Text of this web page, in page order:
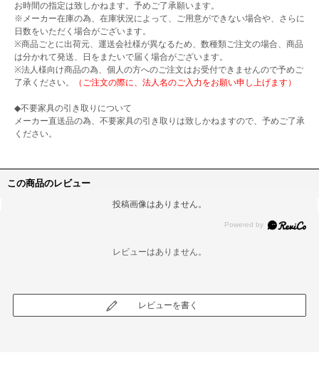
お時間の指定は致しかねます。予めご了承願います。
※メーカー在庫の為、在庫状況によって、ご用意ができない場合や、さらに
日数をいただく場合がございます。
※商品ごとに出荷元、運送会社様が異なるため、数種類ご注文の場合、商品
は分かれて発送、日をまたいで届く場合がございます。
※法人様向け商品の為、個人の方へのご注文はお受付できませんので予めご
了承ください。
（ご注文の際に、法人名のご入力をお願い申し上げます）
◆不要家具の引き取りについて
メーカー直送品の為、不要家具の引き取りは致しかねますので、予めご了承
ください。
この商品のレビュー
投稿画像はありません。
レビューはありません。
レビューを書く